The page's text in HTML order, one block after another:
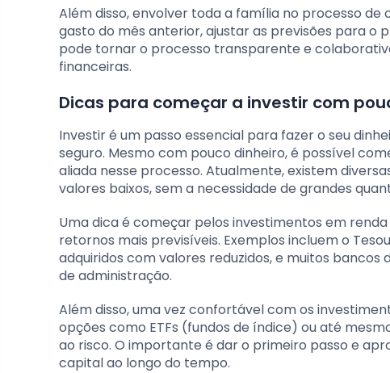
Além disso, envolver toda a família no processo
gasto do mês anterior, ajustar as previsões para o
pode tornar o processo transparente e
financeiras.
Dicas para começar a investir com
Investir é um passo essencial para fazer o seu
seguro. Mesmo com pouco dinheiro, é possível
aliada nesse processo. Atualmente, existem
valores baixos, sem a necessidade de grandes
Uma dica é começar pelos investimentos em
retornos mais previsíveis. Exemplos incluem o
adquiridos com valores reduzidos, e muitos
de administração.
Além disso, uma vez confortável com os
opções como ETFs (fundos de índice) ou até
ao risco. O importante é dar o primeiro passo e
capital ao longo do tempo.